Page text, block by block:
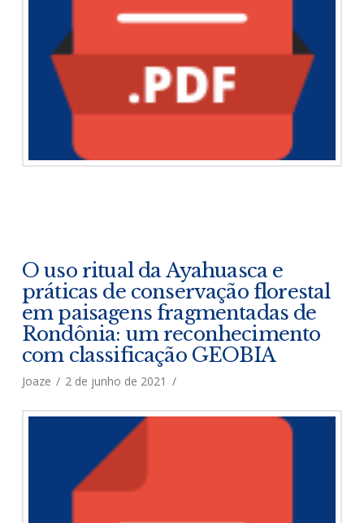
O uso ritual da Ayahuasca e
práticas de conservação florestal
em paisagens fragmentadas de
Rondônia: um reconhecimento
com classificação GEOBIA
Joaze 2 de junho de 2021